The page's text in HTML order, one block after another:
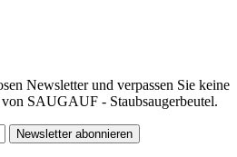
Newsletter und verpassen Sie keine
SAUGAUF - Staubsaugerbeutel.
Newsletter abonnieren